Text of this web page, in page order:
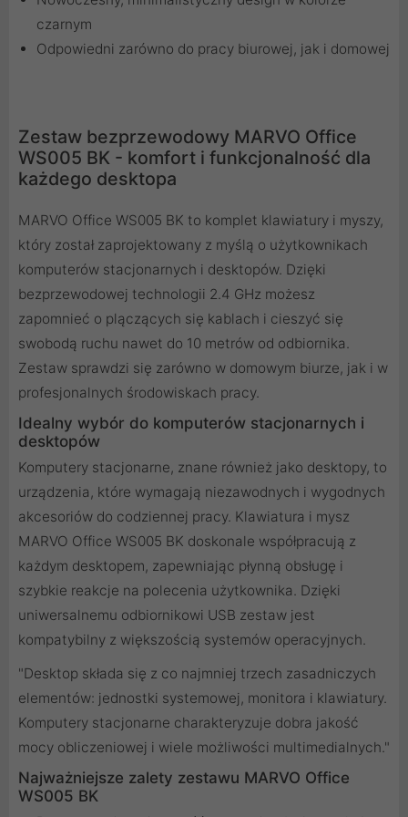
czarnym
Odpowiedni zarówno do pracy biurowej, jak i domowej
Zestaw bezprzewodowy MARVO Office
WS005 BK - komfort i funkcjonalność dla
każdego desktopa
MARVO Office WS005 BK to komplet klawiatury i myszy,
który został zaprojektowany z myślą o użytkownikach
komputerów stacjonarnych i desktopów. Dzięki
bezprzewodowej technologii 2.4 GHz możesz
zapomnieć o plączących się kablach i cieszyć się
swobodą ruchu nawet do 10 metrów od odbiornika.
Zestaw sprawdzi się zarówno w domowym biurze, jak i w
profesjonalnych środowiskach pracy.
Idealny wybór do komputerów stacjonarnych i
desktopów
Komputery stacjonarne, znane również jako desktopy, to
urządzenia, które wymagają niezawodnych i wygodnych
akcesoriów do codziennej pracy. Klawiatura i mysz
MARVO Office WS005 BK doskonale współpracują z
każdym desktopem, zapewniając płynną obsługę i
szybkie reakcje na polecenia użytkownika. Dzięki
uniwersalnemu odbiornikowi USB zestaw jest
kompatybilny z większością systemów operacyjnych.
"Desktop składa się z co najmniej trzech zasadniczych
elementów: jednostki systemowej, monitora i klawiatury.
Komputery stacjonarne charakteryzuje dobra jakość
mocy obliczeniowej i wiele możliwości multimedialnych."
Najważniejsze zalety zestawu MARVO Office
WS005 BK